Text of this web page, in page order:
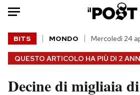
Auto
HOME
Italia
QUESTO ARTICOLO HA PIÙ DI 2
BITS MONDO Mercoledì 24
Decine di migliaia